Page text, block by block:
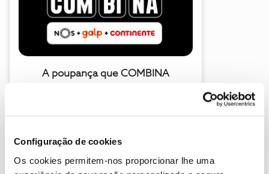
Configuração de cookies
Os cookies permitem-nos proporcionar lhe uma
A poupança que COMBINA